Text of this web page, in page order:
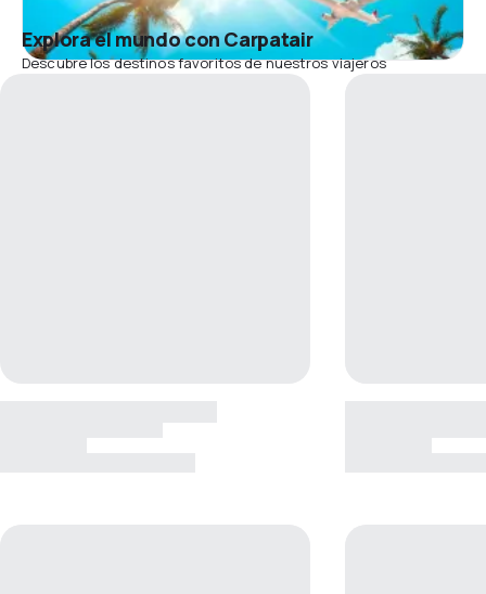
Explora el mundo con Carpatair
Descubre los destinos favoritos de nuestros viajeros